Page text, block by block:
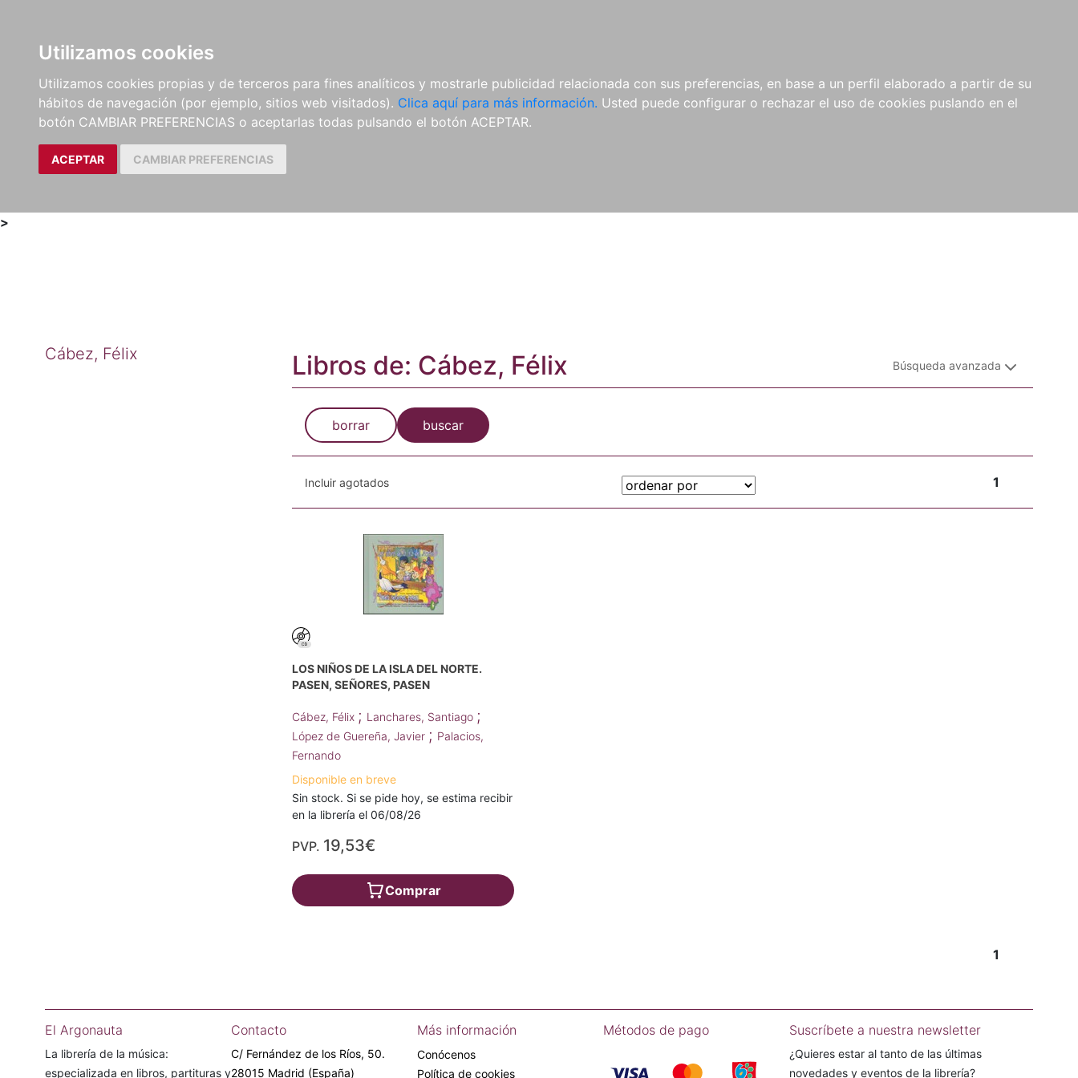
Utilizamos cookies
Utilizamos cookies propias y de terceros para fines analíticos y mostrarle publicidad relacionada con sus preferencias, en base a un perfil elaborado a partir de su
hábitos de navegación (por ejemplo, sitios web visitados). Clica aquí para más información. Usted puede configurar o rechazar el uso de cookies puslando en el
botón CAMBIAR PREFERENCIAS o aceptarlas todas pulsando el botón ACEPTAR.
ACEPTAR CAMBIAR PREFERENCIAS
LIBROS
MÉTODOS Y
EJERCICIOS
PARTITURAS Y EDICIONES
CRÍTICAS
REVISTAS
CDS Y
DVDS
MATERIAL
COMPLEMENTARIO
NOVEDADES NOTICIAS
COMPRAS
INSTITUCIONALES
>
Cábez, Félix Libros de: Cábez, Félix Búsqueda avanzada
borrar buscar
Incluir agotados 1
LOS NIÑOS DE LA ISLA DEL NORTE.
PASEN, SEÑORES, PASEN
Cábez, Félix ; Lanchares, Santiago ;
López de Guereña, Javier ; Palacios,
Fernando
Disponible en breve
Sin stock. Si se pide hoy, se estima recibir
en la librería el 06/08/26
PVP. 19,53€
Comprar
1
El Argonauta
La librería de la música:
especializada en libros, partituras y
Contacto
C/ Fernández de los Ríos, 50.
28015 Madrid (España)
Más información
Conócenos
Política de cookies
Métodos de pago Suscríbete a nuestra newsletter
¿Quieres estar al tanto de las últimas
novedades y eventos de la librería?